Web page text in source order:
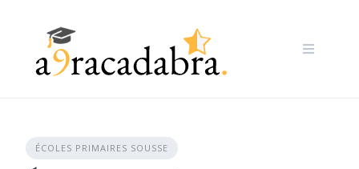
ÉCOLES PRIMAIRES SOUSSE